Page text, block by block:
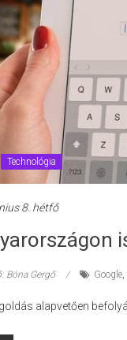
Technológia
8. hétfő
Bóna Gergő Google,
alapvetően